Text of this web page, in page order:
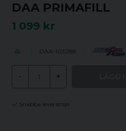
DAA PRIMAFILL
1 099 kr
DAA-103288
- +
Snabba leveranser